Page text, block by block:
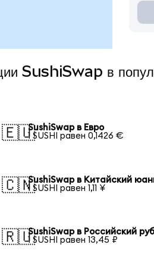
SushiSwap в
🇪🇺SushiSwap в Евро
1 SUSHI равен 0,1426 €
🇨🇳SushiSwap в Китайский
1 SUSHI равен 1,11 ¥
🇷🇺SushiSwap в Российский
1 SUSHI равен 13,45 ₽